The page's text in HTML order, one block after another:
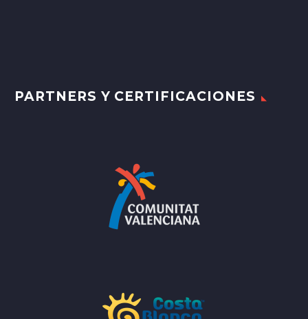
PARTNERS Y CERTIFICACIONES